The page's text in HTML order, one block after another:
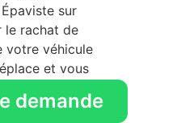
sur
le rachat de
votre véhicule
et vous
interlocuteur
demande